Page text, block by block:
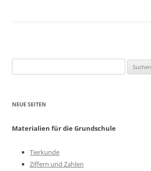
nach:
NEUE SEITEN
Materialien für die Grundschule
Tierkunde
Ziffern und Zahlen